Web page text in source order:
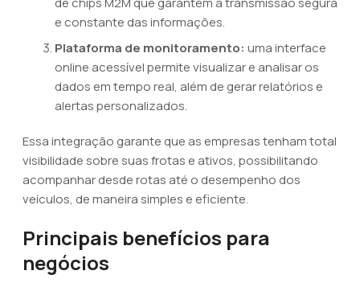
e constante das informações.
Plataforma de monitoramento: uma interface
online acessível permite visualizar e analisar os
dados em tempo real, além de gerar relatórios e
alertas personalizados.
Essa integração garante que as empresas tenham total
visibilidade sobre suas frotas e ativos, possibilitando
acompanhar desde rotas até o desempenho dos
veículos, de maneira simples e eficiente.
Principais benefícios para
negócios